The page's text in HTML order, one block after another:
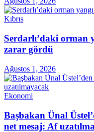
Kıbrıs
Serdarlı’daki orman
zarar gördü
Ağustos 1, 2026
Ekonomi
Başbakan Ünal
net mesaj: Af